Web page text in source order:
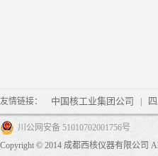
友情链接： 中国核工业集团公司
川公网安备 51010702001756号
Copyright © 2014 成都西核仪器有限公司